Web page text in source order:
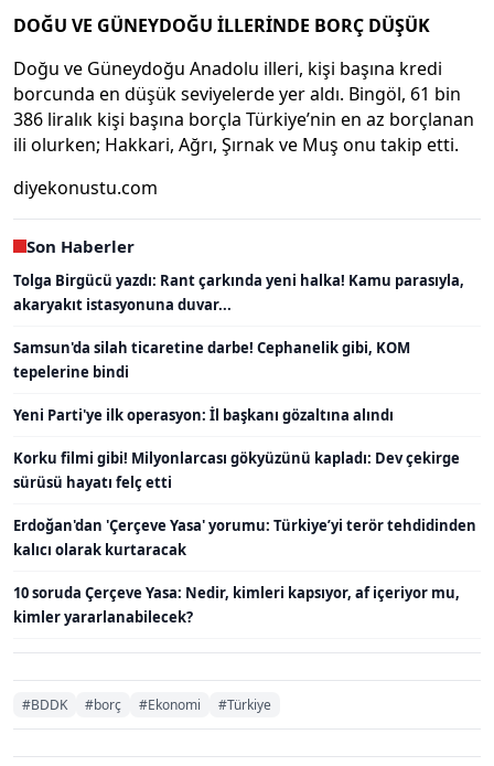
DOĞU VE GÜNEYDOĞU İLLERİNDE BORÇ DÜŞÜK
Doğu ve Güneydoğu Anadolu illeri, kişi başına kredi
borcunda en düşük seviyelerde yer aldı. Bingöl, 61 bin
386 liralık kişi başına borçla Türkiye’nin en az borçlanan
ili olurken; Hakkari, Ağrı, Şırnak ve Muş onu takip etti.
diyekonustu.com
Son Haberler
Tolga Birgücü yazdı: Rant çarkında yeni halka! Kamu parasıyla,
akaryakıt istasyonuna duvar...
Samsun'da silah ticaretine darbe! Cephanelik gibi, KOM
tepelerine bindi
Yeni Parti'ye ilk operasyon: İl başkanı gözaltına alındı
Korku filmi gibi! Milyonlarcası gökyüzünü kapladı: Dev çekirge
sürüsü hayatı felç etti
Erdoğan'dan 'Çerçeve Yasa' yorumu: Türkiye’yi terör tehdidinden
kalıcı olarak kurtaracak
10 soruda Çerçeve Yasa: Nedir, kimleri kapsıyor, af içeriyor mu,
kimler yararlanabilecek?
#BDDK #borç #Ekonomi #Türkiye